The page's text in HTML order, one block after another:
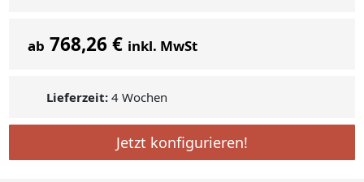
ab 768,26 € inkl. MwSt
Lieferzeit: 4 Wochen
Jetzt konfigurieren!